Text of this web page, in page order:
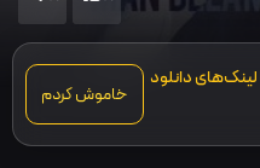
دانلود
خاموش کردم